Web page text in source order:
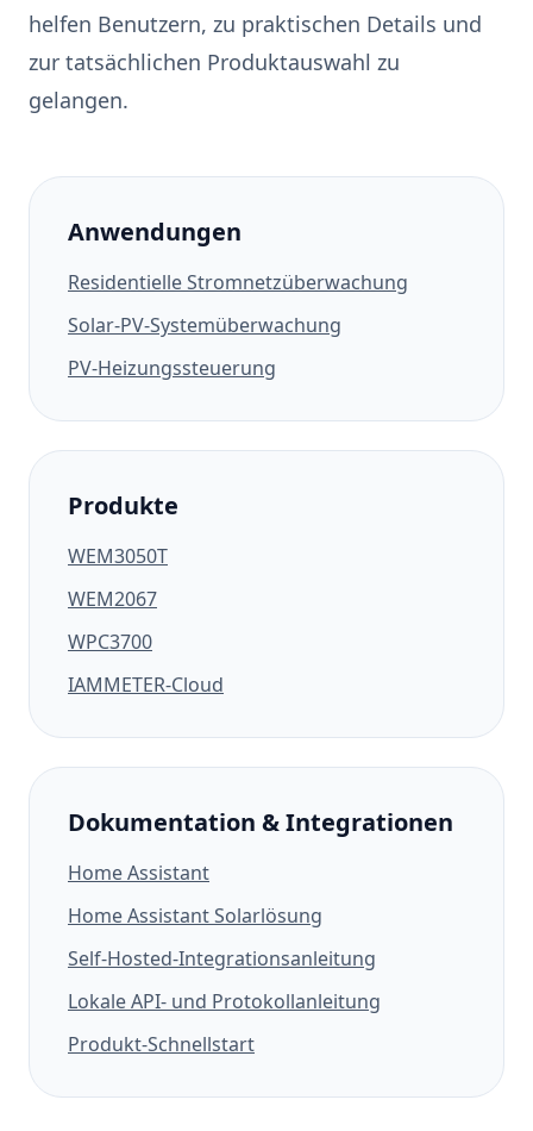
helfen Benutzern, zu praktischen Details und
zur tatsächlichen Produktauswahl zu
gelangen.
Anwendungen
Residentielle Stromnetzüberwachung
Solar-PV-Systemüberwachung
PV-Heizungssteuerung
Produkte
WEM3050T
WEM2067
WPC3700
IAMMETER-Cloud
Dokumentation & Integrationen
Home Assistant
Home Assistant Solarlösung
Self-Hosted-Integrationsanleitung
Lokale API- und Protokollanleitung
Produkt-Schnellstart